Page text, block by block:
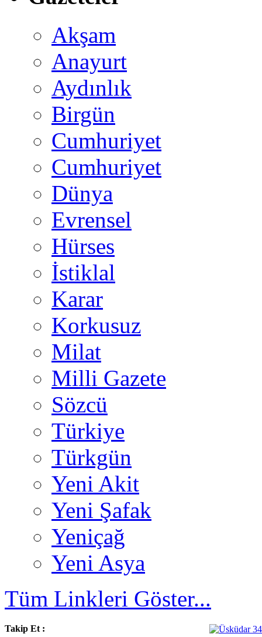
Akşam
Anayurt
Aydınlık
Birgün
Cumhuriyet
Cumhuriyet
Dünya
Evrensel
Hürses
İstiklal
Karar
Korkusuz
Milat
Milli Gazete
Sözcü
Türkiye
Türkgün
Yeni Akit
Yeni Şafak
Yeniçağ
Yeni Asya
Tüm Linkleri Göster...
Takip Et :